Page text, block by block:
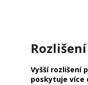
Vyšší rozlišení
poskytuje více